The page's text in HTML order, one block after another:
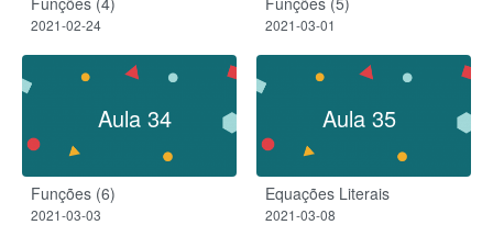
2021-02-24 2021-03-01
Aula 34
Funções (6)
2021-03-03
Aula 35
Equações Literais
2021-03-08